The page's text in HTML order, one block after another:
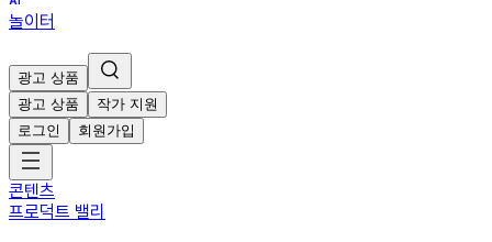
놀이터
광고 상품
광고 상품
작가 지원
로그인
회원가입
콘텐츠
프로덕트 밸리